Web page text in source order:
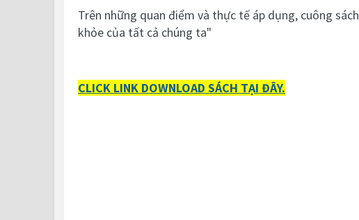
Trên những quan điểm và thực tế áp dụng, cuông sách
khỏe của tất cả chúng ta"
CLICK LINK DOWNLOAD SÁCH TẠI ĐÂY.